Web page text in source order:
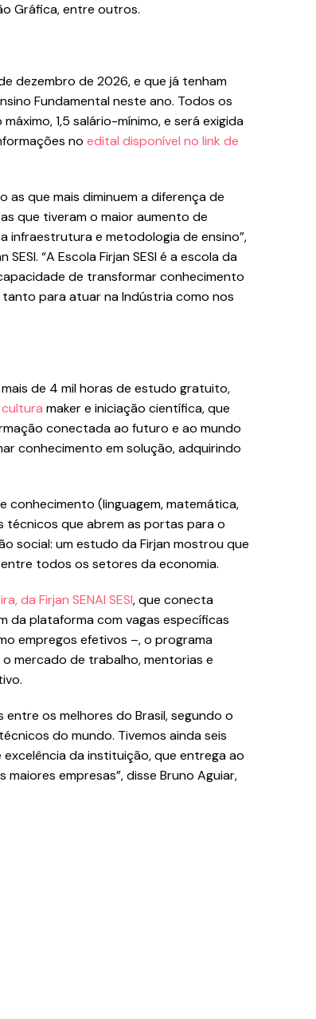
Gráfica, entre outros.
dezembro de 2026, e que já tenham
Fundamental neste ano. Todos os
1,5 salário-mínimo, e será exigida
no edital disponível no link de
as que mais diminuem a diferença de
que tiveram o maior aumento de
infraestrutura e metodologia de ensino”,
“A Escola Firjan SESI é a escola da
de transformar conhecimento
para atuar na Indústria como nos
de 4 mil horas de estudo gratuito,
cultura maker e iniciação científica, que
conectada ao futuro e ao mundo
conhecimento em solução, adquirindo
conhecimento (linguagem, matemática,
técnicos que abrem as portas para o
social: um estudo da Firjan mostrou que
todos os setores da economia.
da Firjan SENAI SESI, que conecta
da plataforma com vagas específicas
empregos efetivos –, o programa
mercado de trabalho, mentorias e
entre os melhores do Brasil, segundo o
do mundo. Tivemos ainda seis
da instituição, que entrega ao
empresas”, disse Bruno Aguiar,